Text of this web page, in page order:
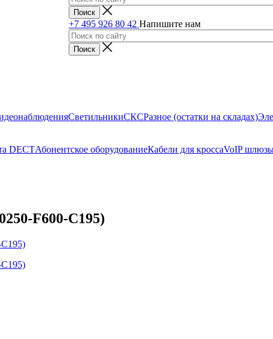
+7 495 926 80 42 Напишите нам
СветильникиСКСРазное (остатки на складах)
DECTАбонентское оборудованиеКабели для кроссаVoIP
F600-C195)